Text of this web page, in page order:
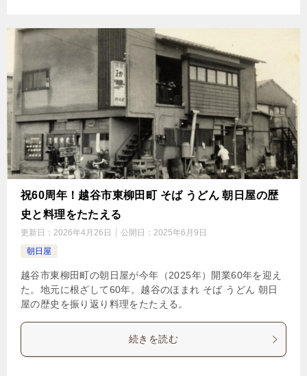
祝60周年！越谷市東柳田町 そば うどん 朝日屋の歴
史と料理をたたえる
更新日： 2026年4月26日 公開日： 2025年6月9日
朝日屋
越谷市東柳田町の朝日屋が今年（2025年）開業60年を迎え
た。地元に根ざして60年。越谷のほまれ そば うどん 朝日
屋の歴史を振り返り料理をたたえる。
続きを読む